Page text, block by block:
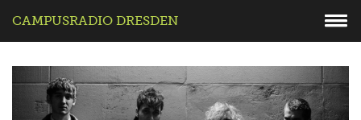
CAMPUSRADIO DRESDEN